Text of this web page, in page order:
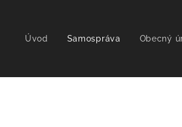
Úvod Samospráva Obecný